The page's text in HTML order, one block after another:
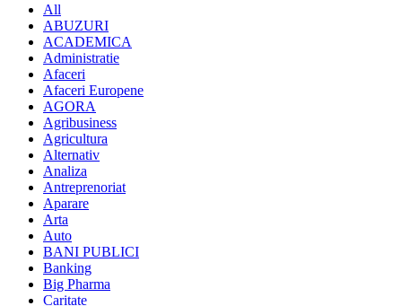
All
ABUZURI
ACADEMICA
Administratie
Afaceri
Afaceri Europene
AGORA
Agribusiness
Agricultura
Alternativ
Analiza
Antreprenoriat
Aparare
Arta
Auto
BANI PUBLICI
Banking
Big Pharma
Caritate